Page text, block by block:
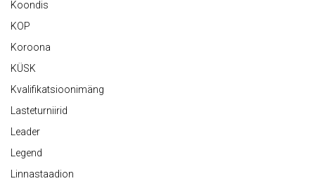
Koondis
KOP
Koroona
KÜSK
Kvalifikatsioonimäng
Lasteturniirid
Leader
Legend
Linnastaadion